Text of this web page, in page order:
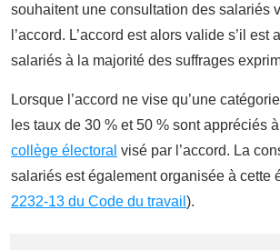
souhaitent une consultation des salariés
l’accord. L’accord est alors valide s’il est
salariés à la majorité des suffrages
Lorsque l’accord ne vise qu’une
les taux de 30 % et 50 % sont appréciés à
collège électoral visé par l’accord. La
salariés est également organisée à cette
2232-13 du Code du travail ).